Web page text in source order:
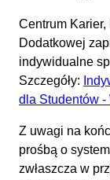
Centrum
Dodatkowej
indywidualne
Szczegóły:
dla Studentów -
Z uwagi na
prośbą o
zwłaszcza w